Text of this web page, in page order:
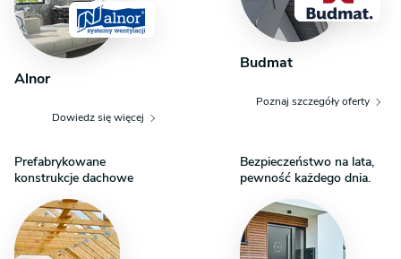
Alnor
Dowiedz się więcej
Budmat
Poznaj szczegóły oferty
Prefabrykowane
konstrukcje dachowe
Bezpieczeństwo na lata,
pewność każdego dnia.